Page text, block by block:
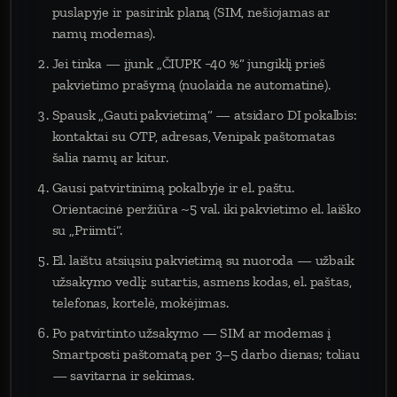
puslapyje ir pasirink planą (SIM, nešiojamas ar
namų modemas).
Jei tinka — įjunk „ČIUPK −40 %“ jungiklį prieš
pakvietimo prašymą (nuolaida ne automatinė).
Spausk „Gauti pakvietimą“ — atsidaro DI pokalbis:
kontaktai su OTP, adresas, Venipak paštomatas
šalia namų ar kitur.
Gausi patvirtinimą pokalbyje ir el. paštu.
Orientacinė peržiūra ~5 val. iki pakvietimo el. laiško
su „Priimti“.
El. laištu atsiųsiu pakvietimą su nuoroda — užbaik
užsakymo vedlį: sutartis, asmens kodas, el. paštas,
telefonas, kortelė, mokėjimas.
Po patvirtinto užsakymo — SIM ar modemas į
Smartposti paštomatą per 3–5 darbo dienas; toliau
— savitarna ir sekimas.